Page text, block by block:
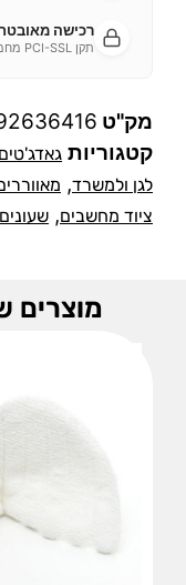
רכישה
תקן PCI-SSL מחמיר
מק"ט
קטגוריות
לגן ולמשרד,
ציוד מחשבים,
מוצרים